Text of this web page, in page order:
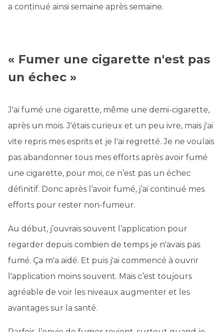
a continué ainsi semaine après semaine.
« Fumer une cigarette n'est pas
un échec »
J'ai fumé une cigarette, même une demi-cigarette,
après un mois. J'étais curieux et un peu ivre, mais j'ai
vite repris mes esprits et je l'ai regretté. Je ne voulais
pas abandonner tous mes efforts après avoir fumé
une cigarette, pour moi, ce n’est pas un échec
définitif. Donc après l’avoir fumé, j’ai continué mes
efforts pour rester non-fumeur.
Au début, j’ouvrais souvent l’application pour
regarder depuis combien de temps je n'avais pas
fumé. Ça m'a aidé. Et puis j'ai commencé à ouvrir
l'application moins souvent. Mais c’est toujours
agréable de voir les niveaux augmenter et les
avantages sur la santé.